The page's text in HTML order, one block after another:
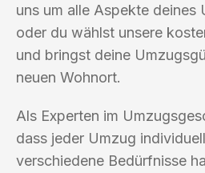
uns um alle Aspekte deines
oder du wählst unsere
und bringst deine
neuen Wohnort.
Als Experten im
dass jeder Umzug
verschiedene Bedürfnisse